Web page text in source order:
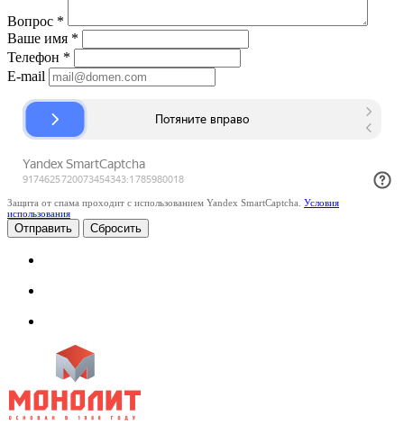
Вопрос *
Ваше имя *
Телефон *
E-mail
Защита от спама проходит с использованием Yandex SmartCaptcha. Условия
использования
Сбросить